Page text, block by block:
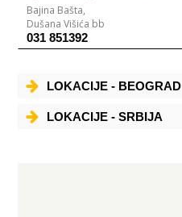
Bajina Bašta,
Dušana Višića bb
031 851392
LOKACIJE - BEOGRAD
LOKACIJE - SRBIJA